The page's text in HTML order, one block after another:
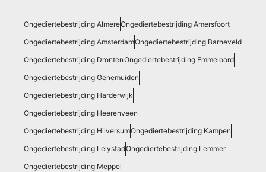
Ongediertebestrijding AlmereOngediertebestrijding Amersfoort
Ongediertebestrijding AmsterdamOngediertebestrijding Barneveld
Ongediertebestrijding DrontenOngediertebestrijding Emmeloord
Ongediertebestrijding Genemuiden
Ongediertebestrijding Harderwijk
Ongediertebestrijding Heerenveen
Ongediertebestrijding HilversumOngediertebestrijding Kampen
Ongediertebestrijding LelystadOngediertebestrijding Lemmer
Ongediertebestrijding Meppel